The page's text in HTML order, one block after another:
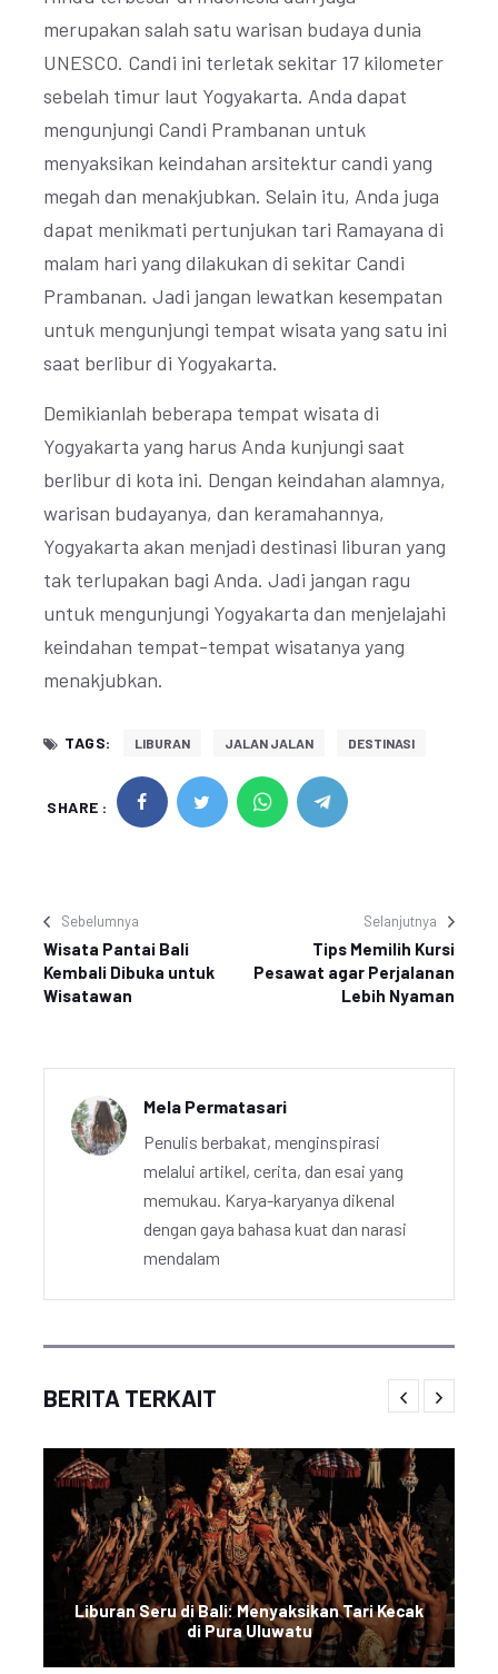
merupakan salah satu warisan budaya dunia
UNESCO. Candi ini terletak sekitar 17 kilometer
sebelah timur laut Yogyakarta. Anda dapat
mengunjungi Candi Prambanan untuk
menyaksikan keindahan arsitektur candi yang
megah dan menakjubkan. Selain itu, Anda juga
dapat menikmati pertunjukan tari Ramayana di
malam hari yang dilakukan di sekitar Candi
Prambanan. Jadi jangan lewatkan kesempatan
untuk mengunjungi tempat wisata yang satu ini
saat berlibur di Yogyakarta.
Demikianlah beberapa tempat wisata di
Yogyakarta yang harus Anda kunjungi saat
berlibur di kota ini. Dengan keindahan alamnya,
warisan budayanya, dan keramahannya,
Yogyakarta akan menjadi destinasi liburan yang
tak terlupakan bagi Anda. Jadi jangan ragu
untuk mengunjungi Yogyakarta dan menjelajahi
keindahan tempat-tempat wisatanya yang
menakjubkan.
TAGS: LIBURAN JALAN JALAN DESTINASI
SHARE :
Sebelumnya
Wisata Pantai Bali
Kembali Dibuka untuk
Wisatawan
Selanjutnya
Tips Memilih Kursi
Pesawat agar Perjalanan
Lebih Nyaman
Mela Permatasari
Penulis berbakat, menginspirasi
melalui artikel, cerita, dan esai yang
memukau. Karya-karyanya dikenal
dengan gaya bahasa kuat dan narasi
mendalam
BERITA TERKAIT
Liburan Seru di Bali: Menyaksikan Tari Kecak
di Pura Uluwatu